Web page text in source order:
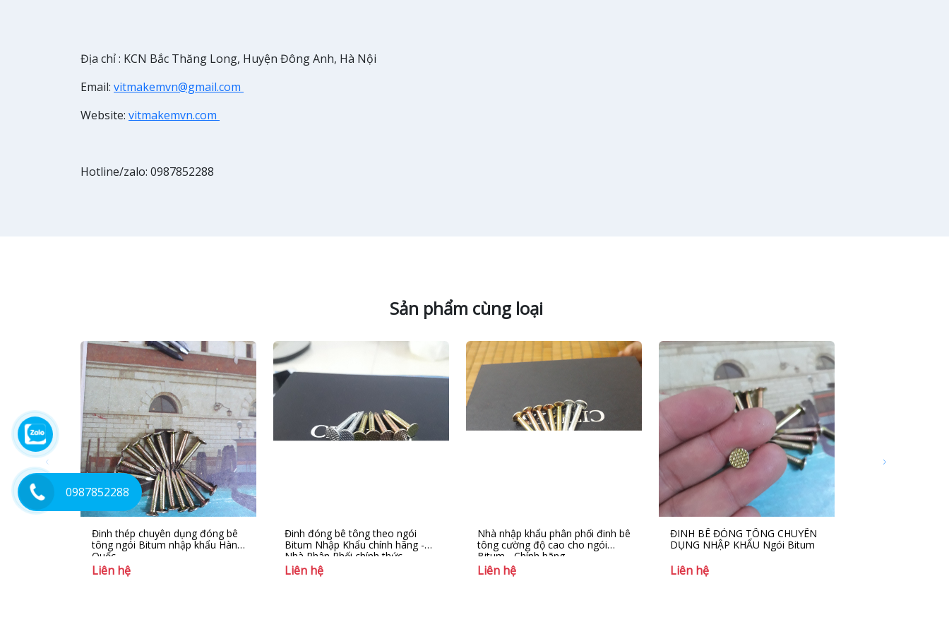
Địa chỉ : KCN Bắc Thăng Long, Huyện Đông Anh, Hà Nội
Email: vitmakemvn@gmail.com
Website: vitmakemvn.com
Hotline/zalo: 0987852288
Sản phẩm cùng loại
Đinh thép chuyên dụng đóng bê
tông ngói Bitum nhập khẩu Hàn
Quốc
Liên hệ
Đinh đóng bê tông theo ngói
Bitum Nhập Khẩu chính hãng -
Nhà Phân Phối chính thức
Liên hệ
Nhà nhập khẩu phân phối đinh bê
tông cường độ cao cho ngói
Bitum - Chính hãng
Liên hệ
ĐINH BÊ ĐÓNG TÔNG CHUYÊN
DỤNG NHẬP KHẨU Ngói Bitum
Liên hệ
0987852288